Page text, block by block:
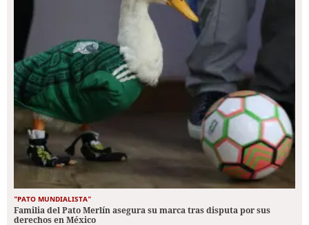
"PATO MUNDIALISTA"
Familia del Pato Merlín asegura su marca tras disputa por sus
derechos en México